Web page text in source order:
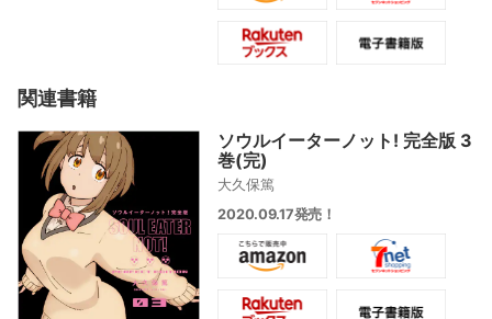
関連書籍
ソウルイーターノット! 完全版 3
巻(完)
大久保篤
2020.09.17発売！